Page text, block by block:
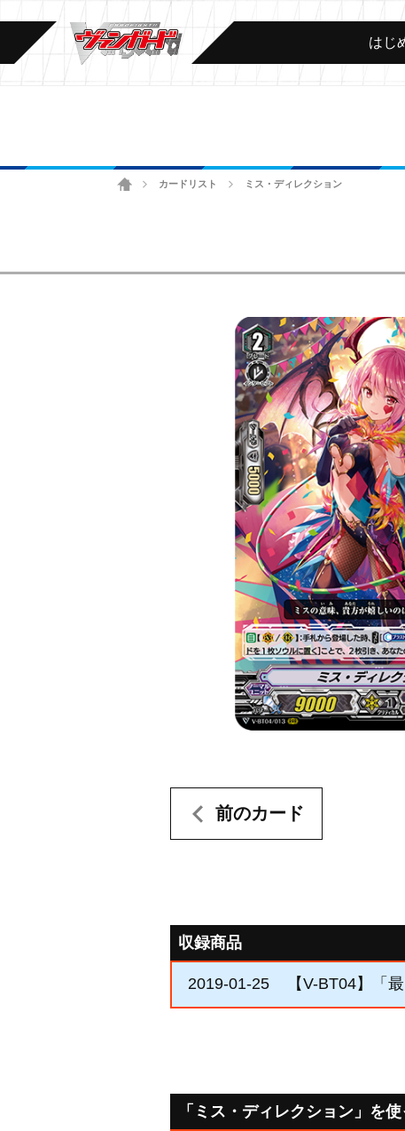
はじ
ホームカードリスト ミス・ディレクション
前のカード
収録商品
2019-01-25 【V-BT04】「
「ミス・ディレクション」を